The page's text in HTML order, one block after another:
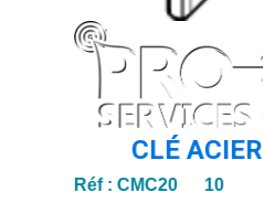
CLÉ ACIER
Réf :CMC20 10